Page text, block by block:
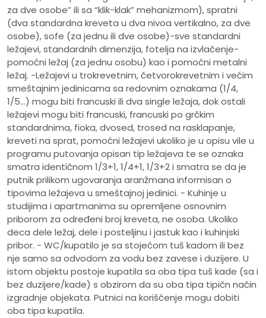
za dve osobe” ili sa “klik-klak” mehanizmom), spratni
(dva standardna kreveta u dva nivoa vertikalno, za dve
osobe), sofe (za jednu ili dve osobe)-sve standardni
ležajevi, standardnih dimenzija, fotelja na izvlačenje-
pomoćni ležaj (za jednu osobu) kao i pomoćni metalni
ležaj. -Ležajevi u trokrevetnim, četvorokrevetnim i većim
smeštajnim jedinicama sa redovnim oznakama (1/4,
1/5…) mogu biti francuski ili dva single ležaja, dok ostali
ležajevi mogu biti francuski, francuski po grčkim
standardnima, fioka, dvosed, trosed na rasklapanje,
kreveti na sprat, pomoćni ležajevi ukoliko je u opisu vile u
programu putovanja opisan tip ležajeva te se oznaka
smatra identičnom 1/3+1, 1/4+1, 1/3+2 i smatra se da je
putnik prilikom ugovaranja aranžmana informisan o
tipovima ležajeva u smeštajnoj jedinici. - Kuhinje u
studijima i apartmanima su opremljene osnovnim
priborom za određeni broj kreveta, ne osoba. Ukoliko
deca dele ležaj, dele i posteljinu i jastuk kao i kuhinjski
pribor. - WC/kupatilo je sa stojećom tuš kadom ili bez
nje samo sa odvodom za vodu bez zavese i duzijere. U
istom objektu postoje kupatila sa oba tipa tuš kade (sa i
bez duzijere/kade) s obzirom da su oba tipa tipičn način
izgradnje objekata. Putnici na korišćenje mogu dobiti
oba tipa kupatila.